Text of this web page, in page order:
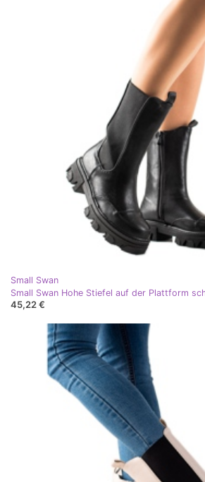
Small Swan
Small Swan Hohe Stiefel auf der Plattform
45,22 €